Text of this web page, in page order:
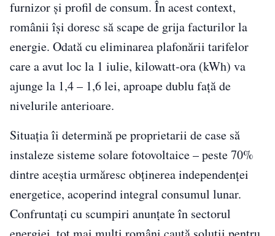
furnizor și profil de consum. În acest context,
românii își doresc să scape de grija facturilor la
energie. Odată cu eliminarea plafonării tarifelor
care a avut loc la 1 iulie, kilowatt‑ora (kWh) va
ajunge la 1,4 – 1,6 lei, aproape dublu față de
nivelurile anterioare.
Situația îi determină pe proprietarii de case să
instaleze sisteme solare fotovoltaice – peste 70%
dintre aceștia urmăresc obținerea independenței
energetice, acoperind integral consumul lunar.
Confruntați cu scumpiri anunțate în sectorul